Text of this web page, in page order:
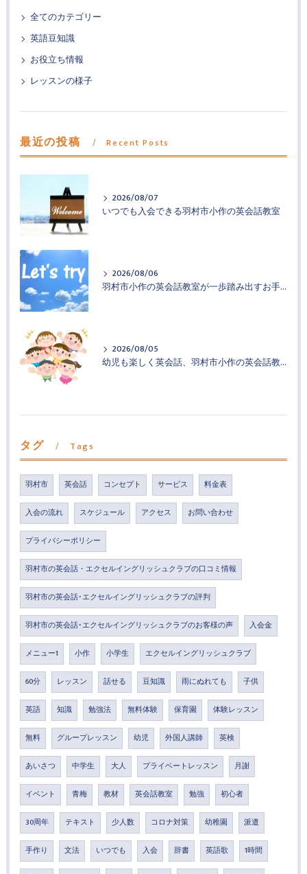
全てのカテゴリー
英語豆知識
お役立ち情報
レッスンの様子
最近の投稿 Recent Posts
2026/08/07
いつでも入会できる羽村市小作の英会話教室
2026/08/06
羽村市小作の英会話教室が一歩踏み出すお手伝い
2026/08/05
幼児も楽しく英会話、羽村市小作の英会話教室
タグ Tags
羽村市 英会話 コンセプト サービス 料金表
入会の流れ スケジュール アクセス お問い合わせ
プライバシーポリシー
羽村市の英会話・エクセルイングリッシュクラブの口コミ情報
羽村市の英会話･エクセルイングリッシュクラブの評判
羽村市の英会話･エクセルイングリッシュクラブのお客様の声 入会金
メニュー1 小作 小学生 エクセルイングリッシュクラブ
60分 レッスン 話せる 豆知識 雨にぬれても 子供
英語 知識 勉強法 無料体験 保育園 体験レッスン
無料 グループレッスン 幼児 外国人講師 英検
あいさつ 中学生 大人 プライベートレッスン 月謝
イベント 青梅 教材 英会話教室 勉強 初心者
30周年 テキスト 少人数 コロナ対策 幼稚園 派遣
手作り 文法 いつでも 入会 辞書 英語歌 1時間